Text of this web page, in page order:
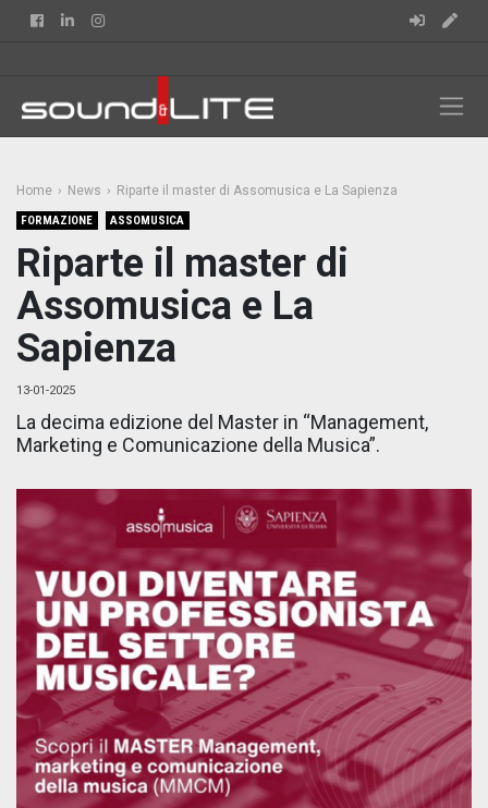
FacebookLinkedin
Home News Riparte il master di Assomusica e La Sapienza
FORMAZIONE ASSOMUSICA
Riparte il master di
Assomusica e La
Sapienza
13-01-2025
La decima edizione del Master in “Management,
Marketing e Comunicazione della Musica”.